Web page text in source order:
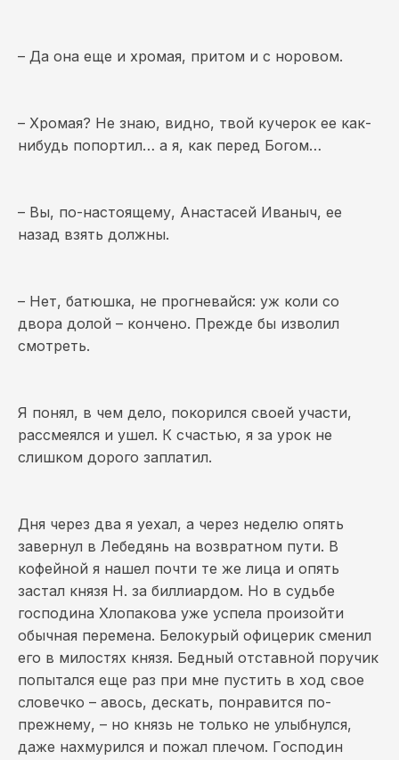
– Да она еще и хромая, притом и с норовом.
– Хромая? Не знаю, видно, твой кучерок ее как-
нибудь попортил… а я, как перед Богом…
– Вы, по-настоящему, Анастасей Иваныч, ее
назад взять должны.
– Нет, батюшка, не прогневайся: уж коли со
двора долой – кончено. Прежде бы изволил
смотреть.
Я понял, в чем дело, покорился своей участи,
рассмеялся и ушел. К счастью, я за урок не
слишком дорого заплатил.
Дня через два я уехал, а через неделю опять
завернул в Лебедянь на возвратном пути. В
кофейной я нашел почти те же лица и опять
застал князя Н. за биллиардом. Но в судьбе
господина Хлопакова уже успела произойти
обычная перемена. Белокурый офицерик сменил
его в милостях князя. Бедный отставной поручик
попытался еще раз при мне пустить в ход свое
словечко – авось, дескать, понравится по-
прежнему, – но князь не только не улыбнулся,
даже нахмурился и пожал плечом. Господин